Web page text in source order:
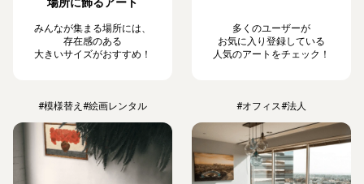
場所に飾るアート
みんなが集まる場所には、
存在感のある
大きいサイズがおすすめ！
多くのユーザーが
お気に入り登録している
人気のアートをチェック！
#模様替え #絵画レンタル #オフィス#法人